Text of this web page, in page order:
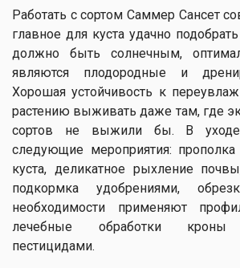
Работать с сортом Саммер Сансет
главное для куста удачно
должно быть солнечным,
являются плодородные и
Хорошая устойчивость к
растению выживать даже там, где
сортов не выжили бы. В уходе
следующие мероприятия: прополка
куста, деликатное рыхление
подкормка удобрениями,
необходимости применяют
лечебные обработки кроны
пестицидами.